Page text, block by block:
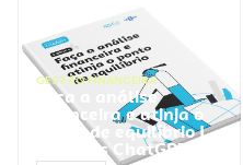
GESTÃO FINANCEIRA
Faça a análise
financeira e atinja o
ponto de equilíbrio |
Prompts ChatGPT